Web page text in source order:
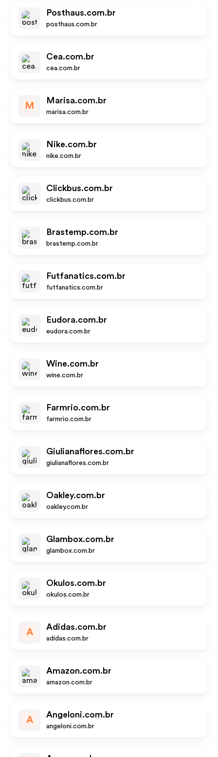
Posthaus.com.br
posthaus.com.br
Cea.com.br
cea.com.br
M
Marisa.com.br
marisa.com.br
Nike.com.br
nike.com.br
Clickbus.com.br
clickbus.com.br
Brastemp.com.br
brastemp.com.br
Futfanatics.com.br
futfanatics.com.br
Eudora.com.br
eudora.com.br
Wine.com.br
wine.com.br
Farmrio.com.br
farmrio.com.br
Giulianaflores.com.br
giulianaflores.com.br
Oakley.com.br
oakley.com.br
Glambox.com.br
glambox.com.br
Okulos.com.br
okulos.com.br
A
Adidas.com.br
adidas.com.br
Amazon.com.br
amazon.com.br
A
Angeloni.com.br
angeloni.com.br